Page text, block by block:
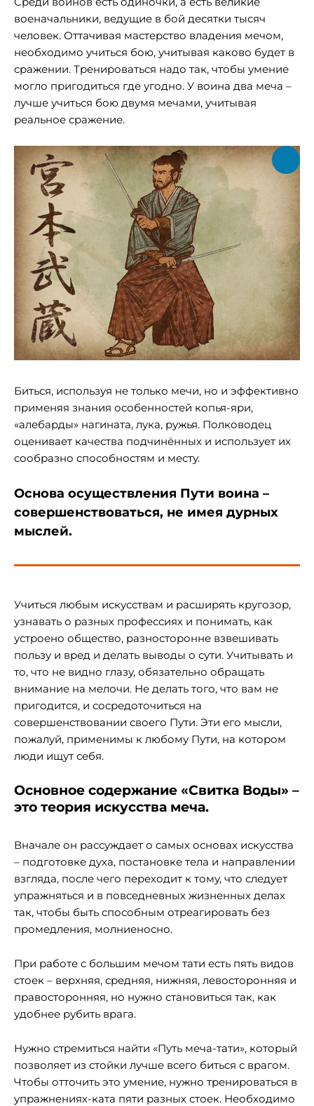
военачальники, ведущие в бой десятки тысяч
человек. Оттачивая мастерство владения мечом,
необходимо учиться бою, учитывая каково будет в
сражении. Тренироваться надо так, чтобы умение
могло пригодиться где угодно. У воина два меча –
лучше учиться бою двумя мечами, учитывая
реальное сражение.
Биться, используя не только мечи, но и эффективно
применяя знания особенностей копья-яри,
«алебарды» нагината, лука, ружья. Полководец
оценивает качества подчинённых и использует их
сообразно способностям и месту.
Основа осуществления Пути воина –
совершенствоваться, не имея дурных
мыслей.
Учиться любым искусствам и расширять кругозор,
узнавать о разных профессиях и понимать, как
устроено общество, разносторонне взвешивать
пользу и вред и делать выводы о сути. Учитывать и
то, что не видно глазу, обязательно обращать
внимание на мелочи. Не делать того, что вам не
пригодится, и сосредоточиться на
совершенствовании своего Пути. Эти его мысли,
пожалуй, применимы к любому Пути, на котором
люди ищут себя.
Основное содержание «Свитка Воды» –
это теория искусства меча.
Вначале он рассуждает о самых основах искусства
– подготовке духа, постановке тела и направлении
взгляда, после чего переходит к тому, что следует
упражняться и в повседневных жизненных делах
так, чтобы быть способным отреагировать без
промедления, молниеносно.
При работе с большим мечом тати есть пять видов
стоек – верхняя, средняя, нижняя, левосторонняя и
правосторонняя, но нужно становиться так, как
удобнее рубить врага.
Нужно стремиться найти «Путь меча-тати», который
позволяет из стойки лучше всего биться с врагом.
Чтобы отточить это умение, нужно тренироваться в
упражнениях-ката пяти разных стоек. Необходимо